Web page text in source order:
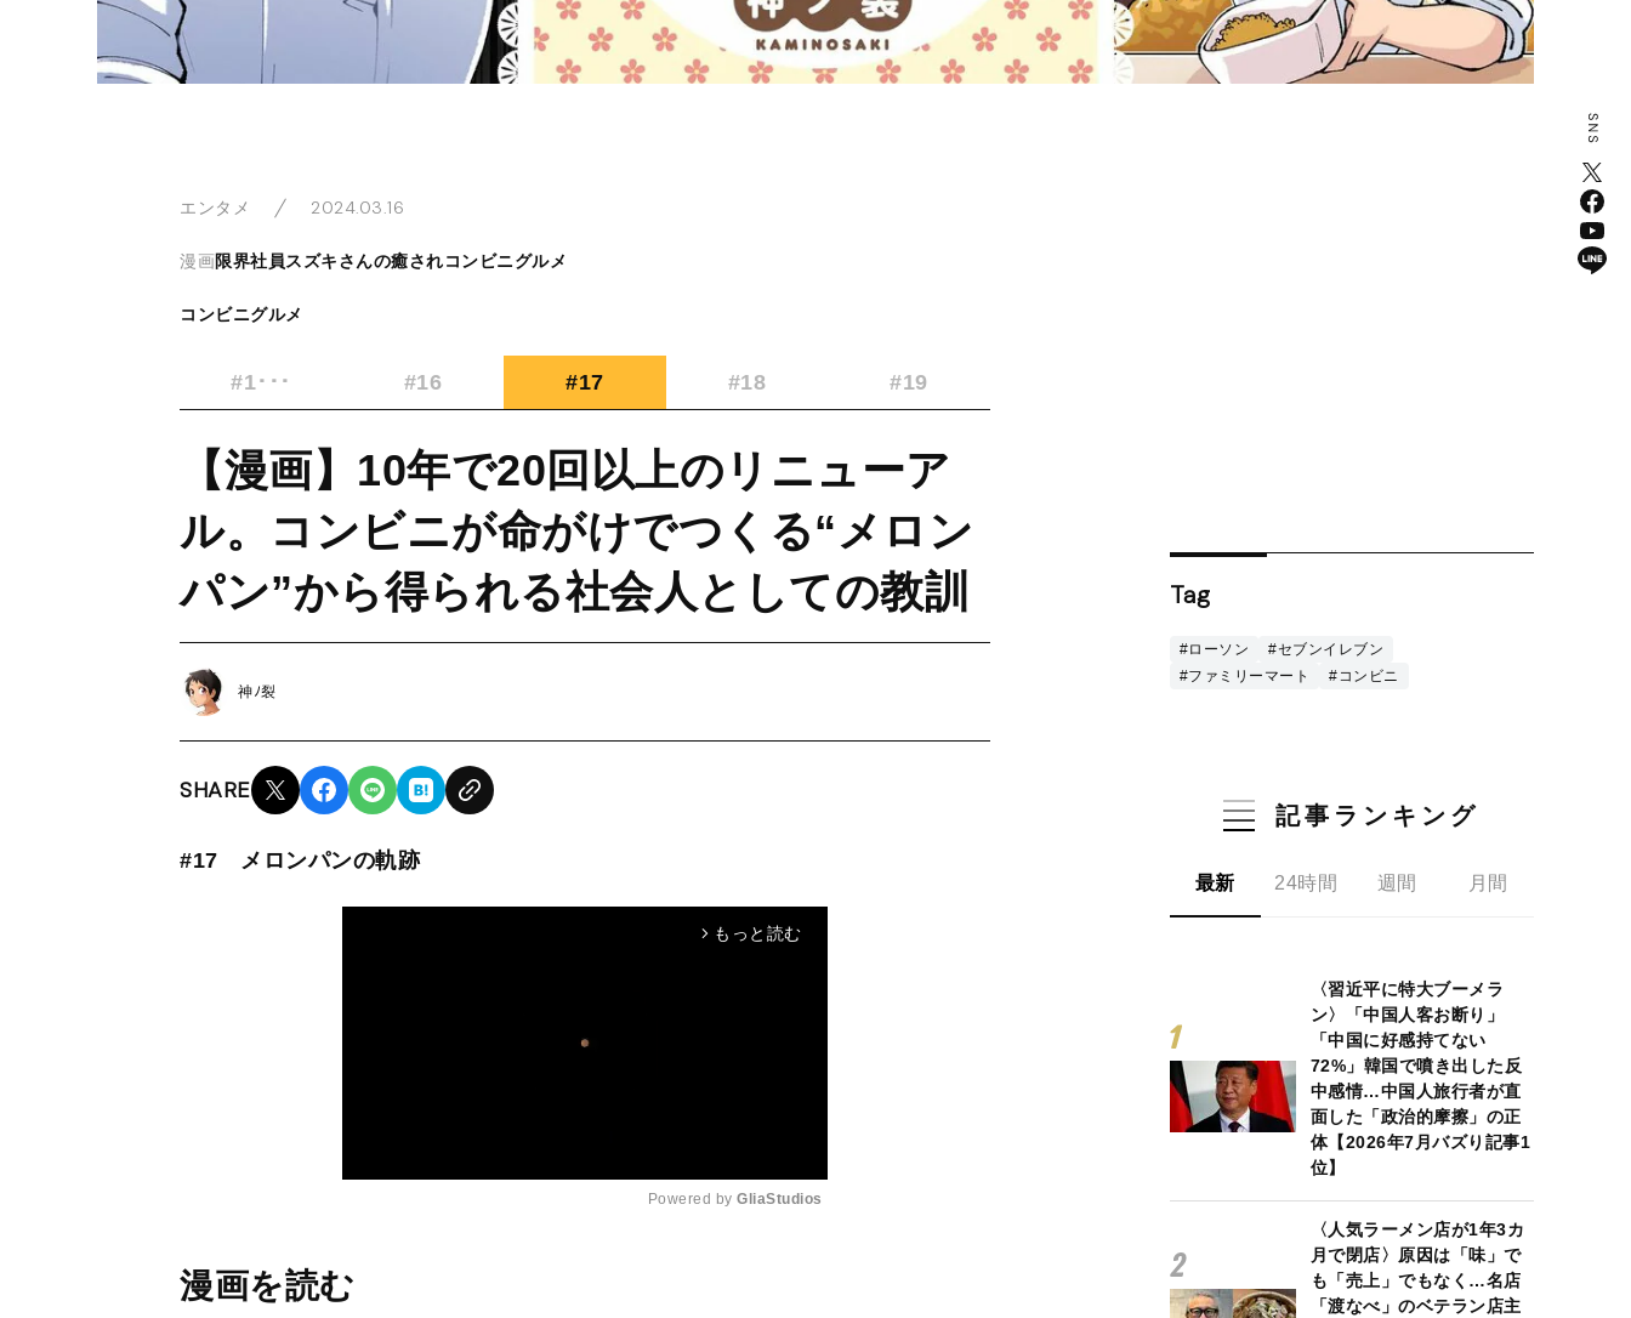
エンタメ 2024.03.16
漫画限界社員スズキさんの癒されコンビニグルメ
コンビニグルメ
#1･･･ #16 #17 #18 #19
【漫画】10年で20回以上のリニューア
ル。コンビニが命がけでつくる“メロン
パン”から得られる社会人としての教訓
神ﾉ裂
SHARE
#17 メロンパンの軌跡
arrow_forward_ios もっと読む
Powered by GliaStudios
漫画を読む
Tag
#ローソン
#セブンイレブン
#ファミリーマート
#コンビニ
記事ランキング
最新 24時間 週間 月間
〈習近平に特大ブーメラ
ン〉「中国人客お断り」
「中国に好感持てない
72%」韓国で噴き出した反
中感情…中国人旅行者が直
面した「政治的摩擦」の正
体【2026年7月バズり記事1
位】
〈人気ラーメン店が1年3カ
月で閉店〉原因は「味」で
も「売上」でもなく…名店
「渡なべ」のベテラン店主